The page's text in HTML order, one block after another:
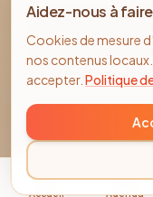
Tous les
Voiture occasion
Annonces
Offres d'emploi
Aidez-nous à
Cookies de mesure
nos contenus
accepter. Politique
Accueil Agenda